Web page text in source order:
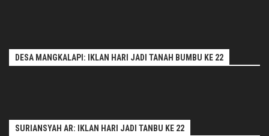
DESA MANGKALAPI: IKLAN HARI JADI TANAH BUMBU KE 22
SURIANSYAH AR: IKLAN HARI JADI TANBU KE 22